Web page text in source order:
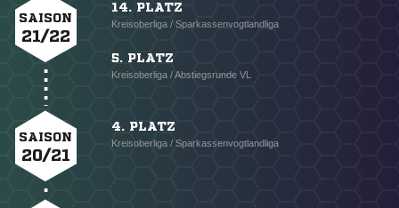
SAISON
21/22
14. PLATZ
Kreisoberliga / Sparkassenvogtlandliga
5. PLATZ
Kreisoberliga / Abstiegsrunde VL
SAISON
20/21
4. PLATZ
Kreisoberliga / Sparkassenvogtlandliga